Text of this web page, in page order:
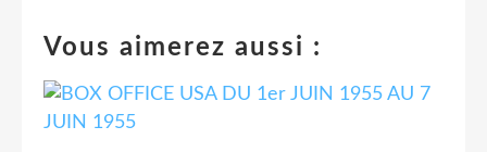
Vous aimerez aussi :